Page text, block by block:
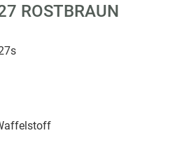
ROSTBRAUN